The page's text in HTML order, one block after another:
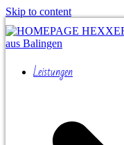
Skip to content
Leistungen